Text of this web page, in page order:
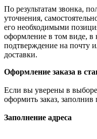
По результатам звонка,
уточнения,
его необходимыми
оформление в том виде, в
подтверждение на почту
доставки.
Оформление заказа в
Если вы уверены в
оформить заказ,
Заполнение адреса